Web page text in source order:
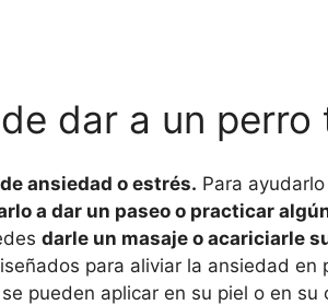
dar a un perro
ansiedad o estrés. Para
a dar un paseo o practicar
darle un masaje o acariciarle
para aliviar la ansiedad en
pueden aplicar en su piel o en su